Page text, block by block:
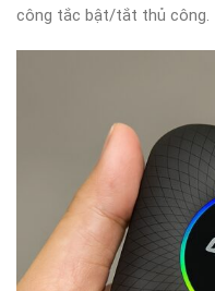
công tắc bật/tắt thủ công.